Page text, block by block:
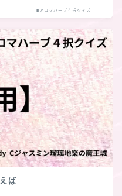
■アロマハーブ４択クイズ
ば